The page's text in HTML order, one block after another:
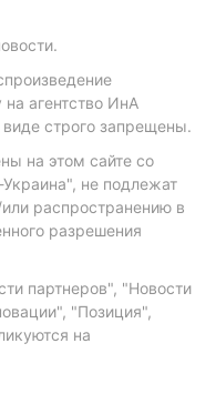
агентство ИнА
виде строго запрещены.
на этом сайте со
не подлежат
распространению в
разрешения
партнеров", "Новости
"Позиция",
на